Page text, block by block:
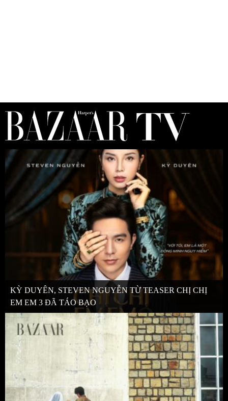
KỲ DUYÊN, STEVEN NGUYỄN TỪ TEASER CHỊ CHỊ
EM EM 3 ĐÃ TÁO BẠO